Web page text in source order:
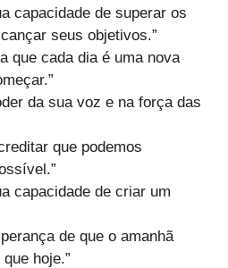
capacidade de superar os
seus objetivos.”
que cada dia é uma nova
da sua voz e na força das
que podemos
capacidade de criar um
de que o amanhã
hoje.”